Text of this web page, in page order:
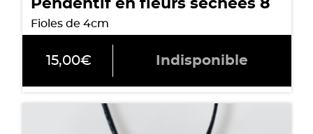
Pendentif en fleurs sechées 8
Fioles de 4cm
15,00€ Indisponible